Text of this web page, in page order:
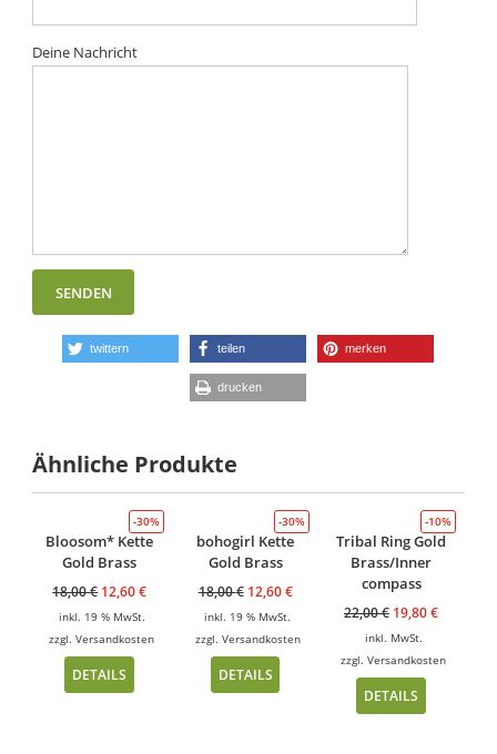
Deine Nachricht
twittern teilen merken
drucken
Ähnliche Produkte
-30%
Bloosom* Kette
Gold Brass
18,00€ 12,60€
inkl. 19 % MwSt.
zzgl.Versandkosten
DETAILS
-30%
bohogirl Kette
Gold Brass
18,00€ 12,60€
inkl. 19 % MwSt.
zzgl. Versandkosten
DETAILS
-10%
Tribal Ring Gold
Brass/Inner
compass
22,00€ 19,80€
inkl. MwSt.
zzgl.Versandkosten
DETAILS